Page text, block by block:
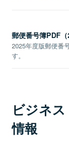
郵便番号簿PDF（
2025年度版郵便番
す。
ビジネ
情報